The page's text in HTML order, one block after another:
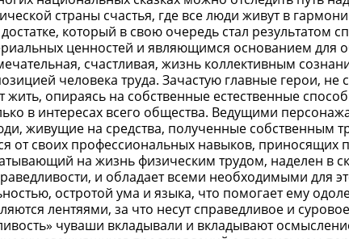
страны счастья, где все люди живут в
который в свою очередь стал результатом
ценностей и являющимся основанием для
счастливая, жизнь коллективным
человека труда. Зачастую главные герои, не
опираясь на собственные естественные
в интересах всего общества. Ведущими
живущие на средства, полученные собственным
от своих профессиональных навыков, приносящих
на жизнь физическим трудом, наделен в
и обладает всеми необходимыми для
остротой ума и языка, что помогает ему
лентяями, за что несут справедливое и
чуваши вкладывали и вкладывают